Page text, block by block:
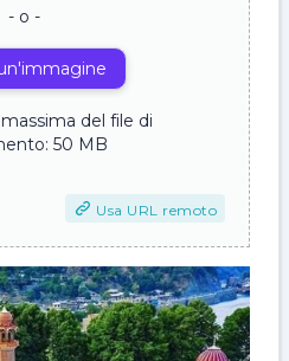
- o -
del file di
50 MB
Usa URL remoto